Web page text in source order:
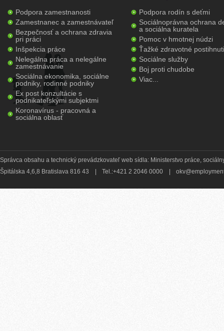
Podpora zamestnanosti
Zamestnanec a zamestnávateľ
Bezpečnosť a ochrana zdravia
pri práci
Inšpekcia práce
Nelegálna práca a nelegálne
zamestnávanie
Sociálna ekonomika, sociálne
podniky, rodinné podniky
Ex post konzultácie s
podnikateľskými subjektmi
Koronavírus - pracovná a
sociálna oblasť
Podpora rodín s deťmi
Sociálnoprávna ochrana
a sociálna kuratela
Pomoc v hmotnej núdzi
Ťažké zdravotné
Sociálne služby
Boj proti chudobe
Viac...
Správca obsahu a technický prevádzkovateľ web sídla: Ministerstvo práce,
Špitálska 4,6,8 Bratislava 816 43
Tel.:+421 2 2046 0000